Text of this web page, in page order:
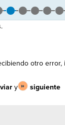
otro error,
y
siguiente